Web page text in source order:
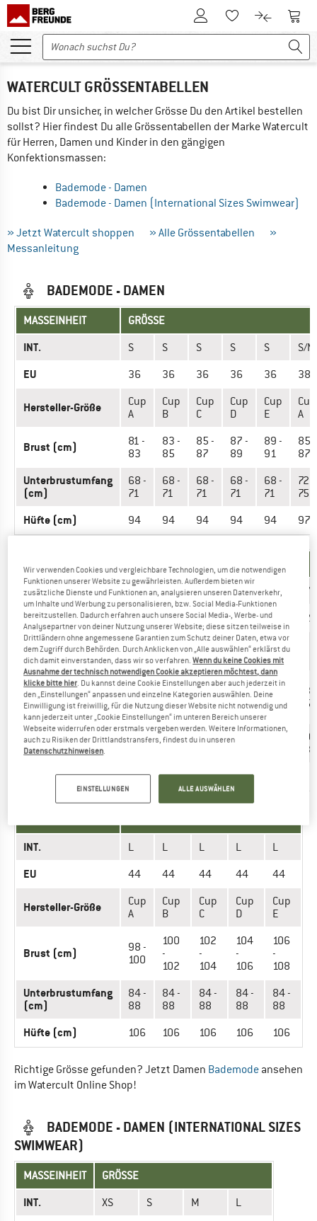
Zum KundenkontoZum Merkzettel.
Zum Zum
WATERCULT GRÖSSENTABELLEN
Du bist Dir unsicher, in welcher Grösse Du den Artikel bestellen
sollst? Hier findest Du alle Grössentabellen der Marke Watercult
für Herren, Damen und Kinder in den gängigen
Konfektionsmassen:
Bademode - Damen
Bademode - Damen (International Sizes Swimwear)
» Jetzt Watercult shoppen » Alle Grössentabellen
»
Messanleitung
BADEMODE - DAMEN
MASSEINHEIT GRÖSSE
INT. S S S S S S/M
EU 36 36 36 36 36 38
Hersteller-Größe
Cup
A
Cup
B
Cup
C
Cup
D
Cup
E
Cup
A
Brust (cm)
81 -
83
83 -
85
85 -
87
87 -
89
89 -
91
85 -
87
Unterbrustumfang
(cm)
68 -
71
68 -
71
68 -
71
68 -
71
68 -
71
72 -
75
Hüfte (cm) 94 94 94 94 94 97
MASSEINHEIT GRÖSSE
INT. M M M M M M/L
EU 40 40 40 40 40 42
Hersteller-Größe
Cup
A
Cup
B
Cup
C
Cup
D
Cup
E
Brust (cm)
89 -
91
91 -
93
93 -
95
95 -
97
97 -
99
93 -
95
Unterbrustumfang
(cm)
76 -
76 -
76 -
76 -
80 -
83
Hüfte (cm) 100 100 100 100
INT. L L L L L
EU 44 44 44 44 44
Hersteller-Größe
Cup
A
Cup
B
Cup
C
Cup
D
Cup
E
Brust (cm)
98 -
100
100
-
102
102
-
104
104
-
106
106
-
108
Unterbrustumfang
(cm)
84 -
88
84 -
88
84 -
88
84 -
88
84 -
88
Hüfte (cm) 106 106 106 106 106
Richtige Grösse gefunden? Jetzt Damen Bademode ansehen
im Watercult Online Shop!
BADEMODE - DAMEN (INTERNATIONAL SIZES
SWIMWEAR)
MASSEINHEIT GRÖSSE
INT. XS S M L
Wir verwenden Cookies und vergleichbare Technologien, um die notwendigen
Funktionen unserer Website zu gewährleisten. Außerdem bieten wir
zusätzliche Dienste und Funktionen an, analysieren unseren Datenverkehr,
um Inhalte und Werbung zu personalisieren, bzw. Social Media-Funktionen
bereitzustellen. Dadurch erfahren auch unsere Social Media-, Werbe- und
Analysepartner von deiner Nutzung unserer Website; diese sitzen teilweise in
Drittländern ohne angemessene Garantien zum Schutz deiner Daten, etwa vor
dem Zugriff durch Behörden. Durch Anklicken von „Alle auswählen“ erklärst du
dich damit einverstanden, dass wir so verfahren.Wenn du keine Cookies mit
Ausnahme der technisch notwendigen Cookie akzeptieren möchtest, dann
klicke bitte hier. Du kannst deine Cookie Einstellungen aber auch jederzeit in
den „Einstellungen“ anpassen und einzelne Kategorien auswählen. Deine
Einwilligung ist freiwillig, für die Nutzung dieser Website nicht notwendig und
kann jederzeit unter „Cookie Einstellungen“ im unteren Bereich unserer
Webseite widerrufen oder erstmals vergeben werden. Weitere Informationen,
auch zu Risiken der Drittlandstransfers, findest du in unseren
Datenschutzhinweisen.
EINSTELLUNGEN ALLE AUSWÄHLEN